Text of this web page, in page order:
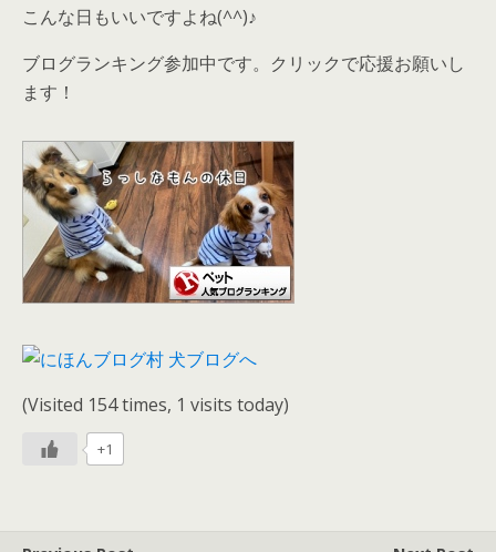
こんな日もいいですよね(^^)♪
ブログランキング参加中です。クリックで応援お願いし
ます！
(Visited 154 times, 1 visits today)
+1